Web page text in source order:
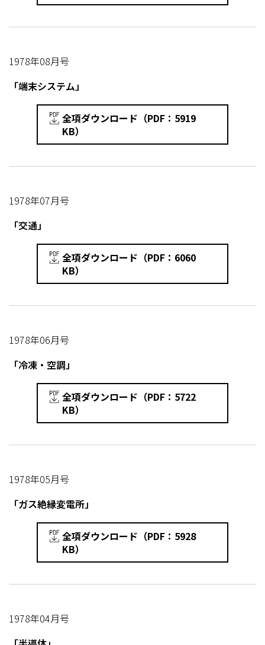
1978年08月号
「端末システム」
全項ダウンロード（PDF：5919
KB）
1978年07月号
「交通」
全項ダウンロード（PDF：6060
KB）
1978年06月号
「冷凍・空調」
全項ダウンロード（PDF：5722
KB）
1978年05月号
「ガス絶縁変電所」
全項ダウンロード（PDF：5928
KB）
1978年04月号